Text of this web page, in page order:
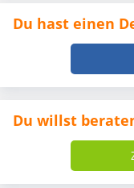
Du hast einen
Du willst